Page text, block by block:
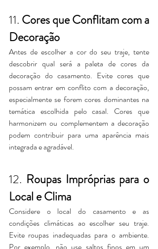
11. Cores que Conflitam com a
Decoração
Antes de escolher a cor do seu traje, tente
descobrir qual será a paleta de cores da
decoração do casamento. Evite cores que
possam entrar em conflito com a decoração,
especialmente se forem cores dominantes na
temática escolhida pelo casal. Cores que
harmonizem ou complementem a decoração
podem contribuir para uma aparência mais
integrada e agradável.
12. Roupas Impróprias para o
Local e Clima
Considere o local do casamento e as
condições climáticas ao escolher seu traje.
Evite roupas inadequadas para o ambiente.